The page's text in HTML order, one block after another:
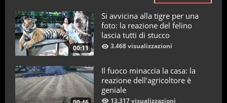
00:11
Si avvicina alla tigre per una
foto: la reazione del felino
lascia tutti di stucco
3.468 visualizzazioni
Il fuoco minaccia la casa: la
reazione dell'agricoltore è
geniale
13.317 visualizzazioni